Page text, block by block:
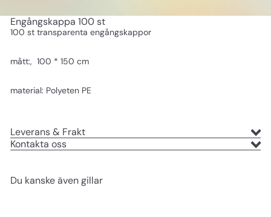
Engångskappa 100 st
100 st transparenta engångskappor
mått:, 100 * 150 cm
material: Polyeten PE
Leverans & Frakt
Kontakta oss
Du kanske även gillar